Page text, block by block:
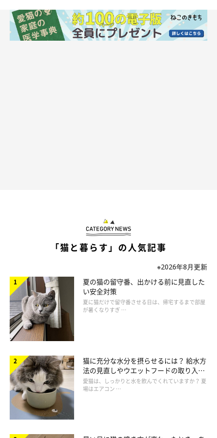
猫が鳴いているときは、子猫の気分で甘えていることが多いよう
猫を安心させてあげられるような優しいトーンであれば、返事の
言葉はなんでも大丈夫です。
「猫と暮らす」の人気記事
※2026年8月更新
夏の猫の留守番、出かける前に見直した
い安全対策
夏に猫だけで留守番させる日は、帰宅するまで部屋
が暑くなりすぎ …
猫に充分な水分を摂らせるには？ 給水方
法の見直しやウエットフードの取り入れ
方を解説
愛猫は、しっかりと水を飲んでくれていますか？ 夏
場はエアコン …